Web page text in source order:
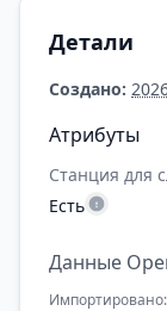
Детали
Создано:
Атрибуты
Станция для
Есть
Данные